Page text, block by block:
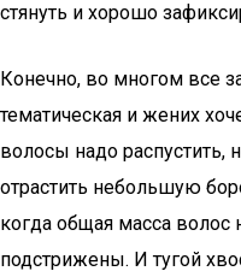
стянуть и хорошо
Конечно, во многом все
тематическая и жених
волосы надо распустить,
отрастить небольшую
когда общая масса волос
подстрижены. И тугой